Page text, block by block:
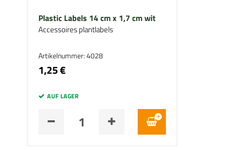
Plastic Labels 14 cm x 1,7 cm wit
Accessoires plantlabels
Artikelnummer: 4028
1,25 €
AUF LAGER